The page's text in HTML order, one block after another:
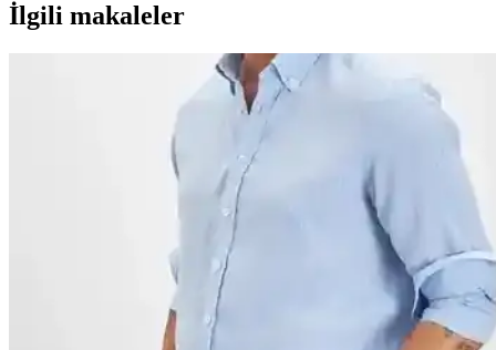
İlgili makaleler